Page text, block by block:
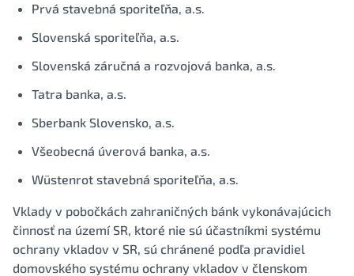
Prvá stavebná sporiteľňa, a.s.
Slovenská sporiteľňa, a.s.
Slovenská záručná a rozvojová banka, a.s.
Tatra banka, a.s.
Sberbank Slovensko, a.s.
Všeobecná úverová banka, a.s.
Wüstenrot stavebná sporiteľňa, a.s.
Vklady v pobočkách zahraničných bánk vykonávajúcich
činnosť na území SR, ktoré nie sú účastníkmi systému
ochrany vkladov v SR, sú chránené podľa pravidiel
domovského systému ochrany vkladov v členskom